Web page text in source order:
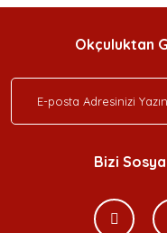
Okçuluktan
Bizi